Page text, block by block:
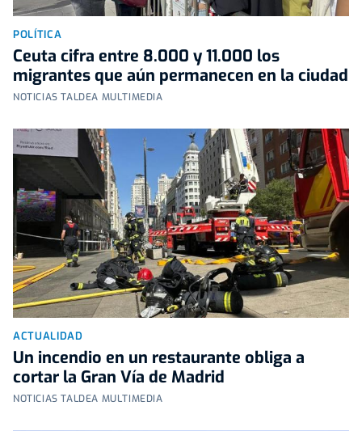
POLÍTICA
Ceuta cifra entre 8.000 y 11.000 los
migrantes que aún permanecen en la ciudad
NOTICIAS TALDEA MULTIMEDIA
ACTUALIDAD
Un incendio en un restaurante obliga a
cortar la Gran Vía de Madrid
NOTICIAS TALDEA MULTIMEDIA